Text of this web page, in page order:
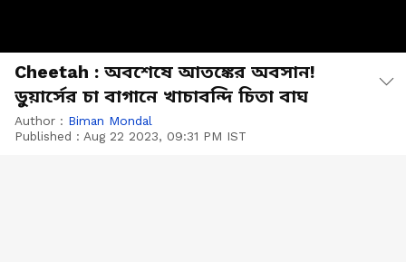
Cheetah : অবশেষে আতঙ্কের অবসান!
ডুয়ার্সের চা বাগানে খাচাবন্দি চিতা বাঘ
Author : Biman Mondal
Published : Aug 22 2023, 09:31 PM IST